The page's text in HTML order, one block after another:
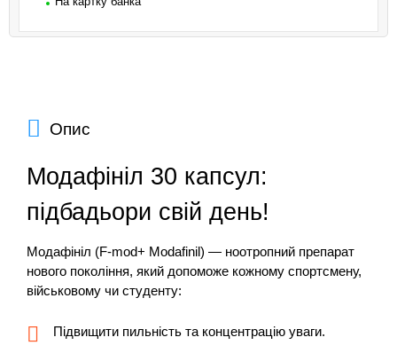
Опис
Модафініл 30 капсул:
підбадьори свій день!
Модафініл (F-mod+ Modafinil) — ноотропний препарат
нового покоління, який допоможе кожному спортсмену,
військовому чи студенту:
Підвищити пильність та концентрацію уваги.